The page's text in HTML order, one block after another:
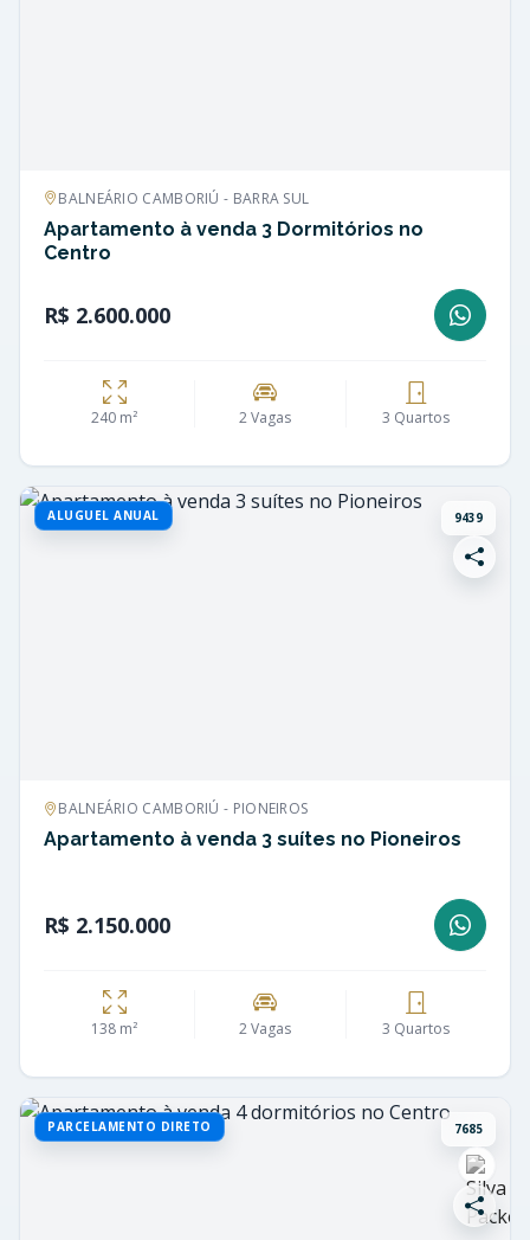
BALNEÁRIO CAMBORIÚ - BARRA SUL
Apartamento à venda 3 Dormitórios no
Centro
R$ 2.600.000
240 m² 2 Vagas 3 Quartos
ALUGUEL ANUAL 9439
BALNEÁRIO CAMBORIÚ - PIONEIROS
Apartamento à venda 3 suítes no Pioneiros
R$ 2.150.000
138 m² 2 Vagas 3 Quartos
PARCELAMENTO DIRETO 7685